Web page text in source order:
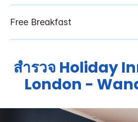
สำรวจ Holiday
London -